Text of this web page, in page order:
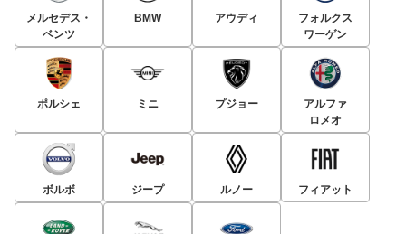
メルセデス・
ベンツ
BMW アウディ
フォルクス
ワーゲン
ポルシェ ミニ プジョー
アルファ
ロメオ
ボルボ ジープ ルノー フィアット